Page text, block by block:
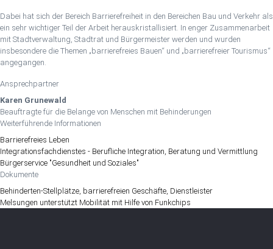
Dabei hat sich der Bereich Barrierefreiheit in den Bereichen Bau und Verkehr als
ein sehr wichtiger Teil der Arbeit herauskristallisiert. In enger Zusammenarbeit
mit Stadtverwaltung, Stadtrat und Bürgermeister werden und wurden
insbesondere die Themen „barrierefreies Bauen“ und „barrierefreier Tourismus“
angegangen.
Ansprechpartner
Karen Grunewald
Beauftragte für die Belange von Menschen mit Behinderungen
Weiterführende Informationen
Barrierefreies Leben
Integrationsfachdienstes - Berufliche Integration, Beratung und Vermittlung
Bürgerservice "Gesundheit und Soziales"
Dokumente
Behinderten-Stellplätze, barrierefreien Geschäfte, Dienstleister
Melsungen unterstützt Mobilität mit Hilfe von Funkchips